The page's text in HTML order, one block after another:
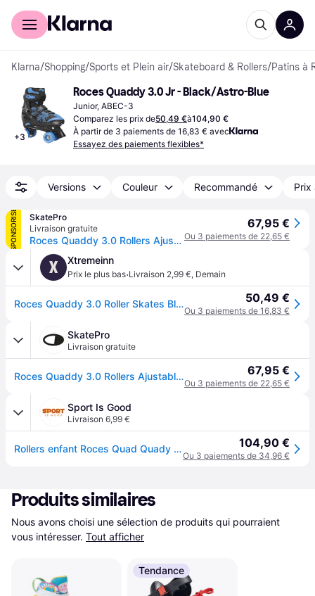
Acheter avec Klarna
Klarna/Shopping/Sports et Plein air/Skateboard & Rollers/Patins à
+3
Roces Quaddy 3.0 Jr - Black/Astro-Blue
Junior, ABEC-3
Comparez les prix de50,49 €à104,90 €
À partir de 3 paiements de 16,83 € avec
Essayez des paiements flexibles*
Versions Couleur Recommandé Prix
SPONSORISÉ
SkatePro
Livraison gratuite
Roces Quaddy 3.0 Rollers Ajustables Enfants (Black/Astro Blue - 34-37)
67,95 €
Ou 3 paiements de 22,65 €
X Xtremeinn
Prix le plus bas·Livraison 2,99 €, Demain
Roces Quaddy 3.0 Roller Skates Bleu,Noir EU 26-29 Garçon 50,49 €
Ou 3 paiements de 16,83 €
SkatePro
Livraison gratuite
Roces Quaddy 3.0 Rollers Ajustables Enfants (Black/Astro Blue - 30-33) 67,95 €
Ou 3 paiements de 22,65 €
Sport Is Good
Livraison 6,99 €
Rollers enfant Roces Quad Quady 3.0 - Noir 104,90 €
Ou 3 paiements de 34,96 €
Produits similaires
Nous avons choisi une sélection de produits qui pourraient
vous intéresser. Tout afficher
Tendance